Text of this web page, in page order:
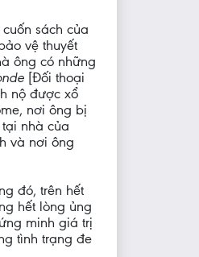
sách của
vệ thuyết
ông có những
[Đối thoại
nộ được xổ
nơi ông bị
nhà của
và nơi ông
đó, trên hết
hết lòng ủng
minh giá trị
tình trạng đe